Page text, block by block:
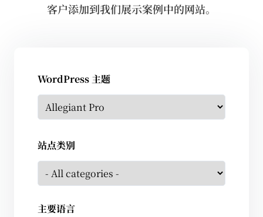
客户添加到我们展示案例中的网站。
WordPress 主题
站点类别
主要语言